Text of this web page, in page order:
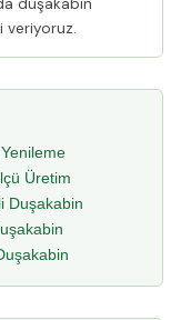
duşakabin
veriyoruz.
Üretim
Duşakabin